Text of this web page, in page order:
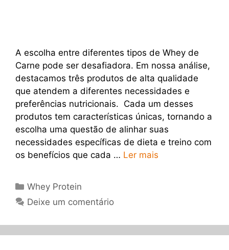
A escolha entre diferentes tipos de Whey de
Carne pode ser desafiadora. Em nossa análise,
destacamos três produtos de alta qualidade
que atendem a diferentes necessidades e
preferências nutricionais. Cada um desses
produtos tem características únicas, tornando a
escolha uma questão de alinhar suas
necessidades específicas de dieta e treino com
os benefícios que cada … Ler mais
Categorias
Whey Protein
Deixe um comentário